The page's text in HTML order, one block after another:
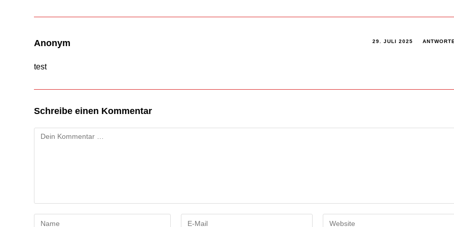
Anonym 29. JULI 2025
test
Schreibe einen Kommentar
Kommentar
Gib Gib Gib